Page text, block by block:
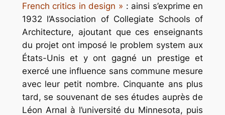
French critics in design » : ainsi s’exprime en
1932 l’Association of Collegiate Schools of
Architecture, ajoutant que ces enseignants
du projet ont imposé le problem system aux
États-Unis et y ont gagné un prestige et
exercé une influence sans commune mesure
avec leur petit nombre. Cinquante ans plus
tard, se souvenant de ses études auprès de
Léon Arnal à l’université du Minnesota, puis